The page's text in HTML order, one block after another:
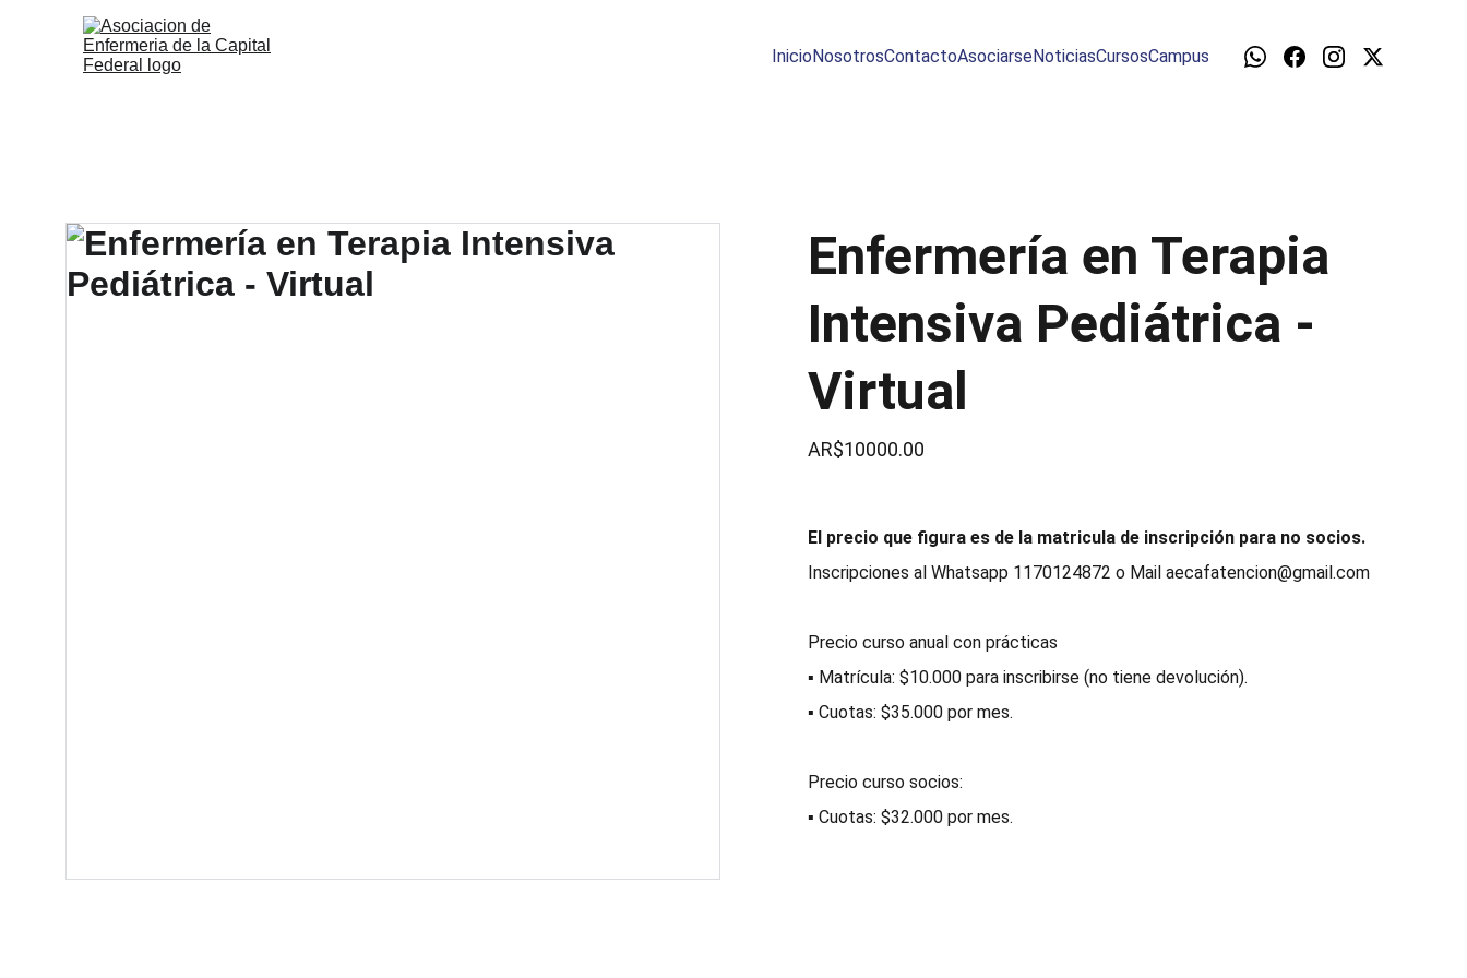
InicioNosotrosContactoAsociarseNoticiasCursosCampus
Enfermería en Terapia
Intensiva Pediátrica -
Virtual
AR$10000.00
El precio que figura es de la matricula de inscripción para no socios.
Inscripciones al Whatsapp 1170124872 o Mail aecafatencion@gmail.com
Precio curso anual con prácticas
▪ Matrícula: $10.000 para inscribirse (no tiene devolución).
▪ Cuotas: $35.000 por mes.
Precio curso socios:
▪ Cuotas: $32.000 por mes.